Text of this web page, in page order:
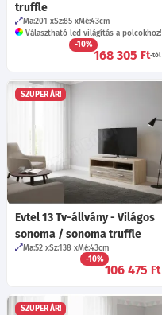
truffle
Ma:201 Sz:85 Mé:43cm
Választható led világítás a polcokhoz!
-10%
168 305 Ft-tól
SZUPER ÁR!
Evtel 13 Tv-állvány - Világos
sonoma / sonoma truffle
Ma:52 Sz:138 Mé:43cm
-10%
106 475 Ft
SZUPER ÁR!